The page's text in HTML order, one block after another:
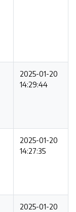
2025-01-20
14:29:44
2025-01-20
14:27:35
2025-01-20